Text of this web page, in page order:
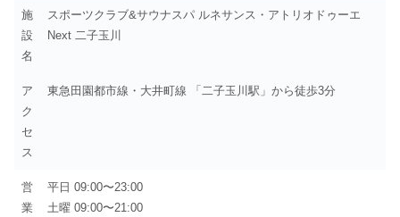
施
設
名
スポーツクラブ&サウナスパ ルネサンス・アトリオドゥーエ
Next 二子玉川
ア
ク
セ
ス
東急田園都市線・大井町線 「二子玉川駅」から徒歩3分
営
業
平日 09:00〜23:00
土曜 09:00〜21:00